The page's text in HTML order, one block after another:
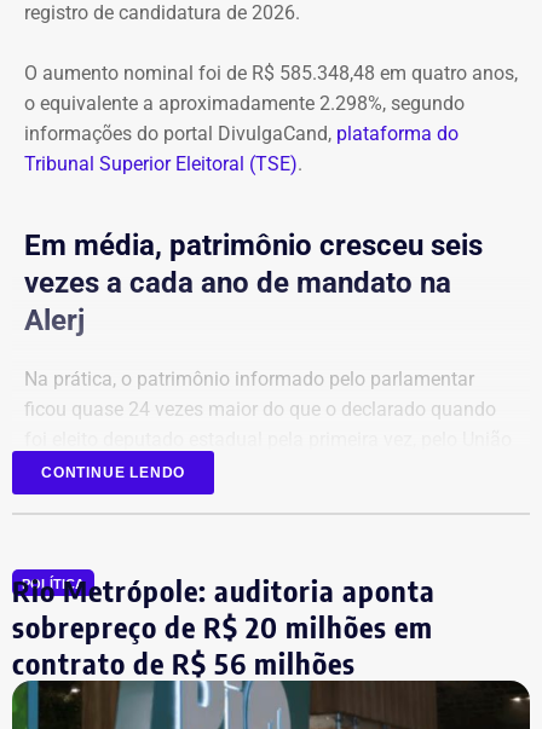
registro de candidatura de 2026.
O aumento nominal foi de R$ 585.348,48 em quatro anos,
o equivalente a aproximadamente 2.298%, segundo
informações do portal DivulgaCand, plataforma do
Tribunal Superior Eleitoral (TSE).
Em média, patrimônio cresceu seis
vezes a cada ano de mandato na
Alerj
Na prática, o patrimônio informado pelo parlamentar
ficou quase 24 vezes maior do que o declarado quando
Brasil.
Agora candidato à reeleição na Assembleia Legislativa do
Rio (Alerj) pelo PSD, Cozzolino declarou mais de R$ 610
mil em bens. Entre os itens informados à Justiça Eleitoral
estão dois registros classificados genericamente como
CONTINUE LENDO
POLÍTICA
Rio Metrópole: auditoria aponta
sobrepreço de R$ 20 milhões em
contrato de R$ 56 milhões